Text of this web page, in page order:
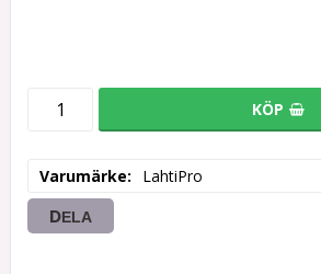
KÖP
Varumärke LahtiPro
DELA